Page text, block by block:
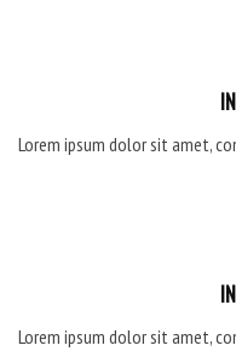
Lorem ipsum dolor sit amet,
Lorem ipsum dolor sit amet,